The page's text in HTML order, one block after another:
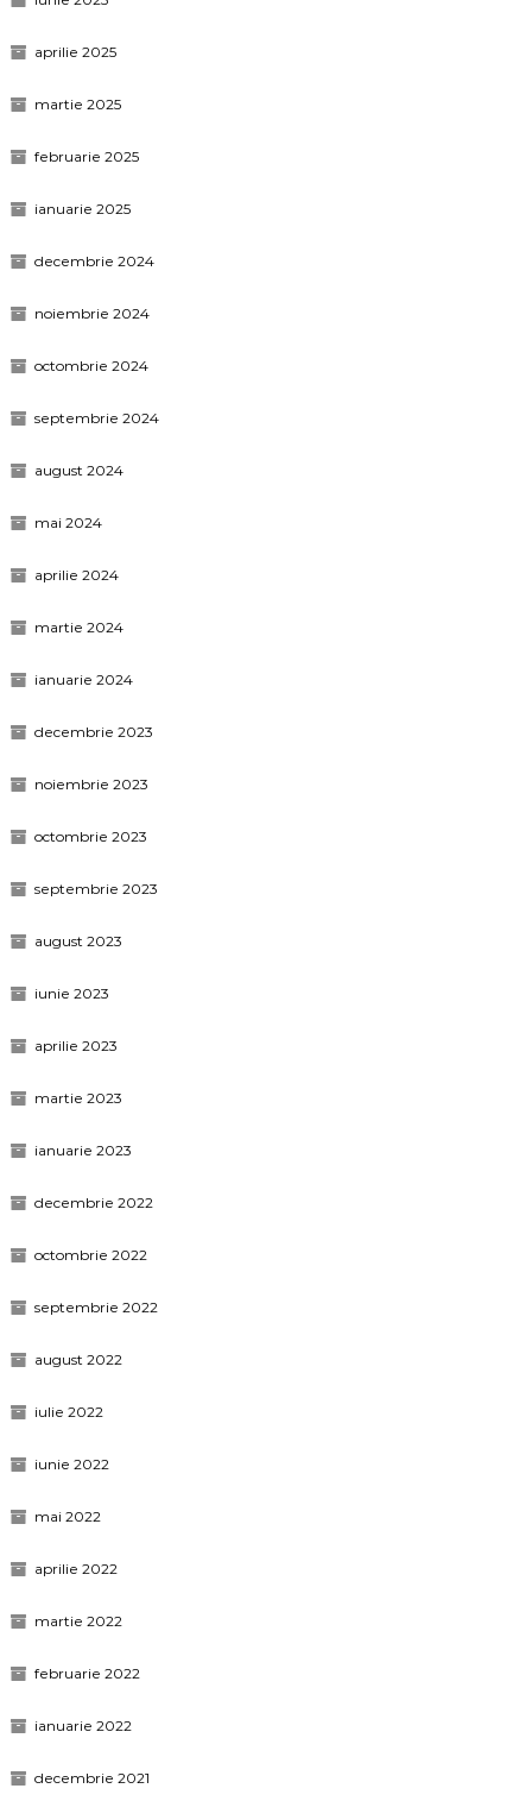
aprilie 2025
martie 2025
februarie 2025
ianuarie 2025
decembrie 2024
noiembrie 2024
octombrie 2024
septembrie 2024
august 2024
mai 2024
aprilie 2024
martie 2024
ianuarie 2024
decembrie 2023
noiembrie 2023
octombrie 2023
septembrie 2023
august 2023
iunie 2023
aprilie 2023
martie 2023
ianuarie 2023
decembrie 2022
octombrie 2022
septembrie 2022
august 2022
iulie 2022
iunie 2022
mai 2022
aprilie 2022
martie 2022
februarie 2022
ianuarie 2022
decembrie 2021